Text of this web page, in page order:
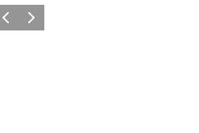
ForrigeNæste